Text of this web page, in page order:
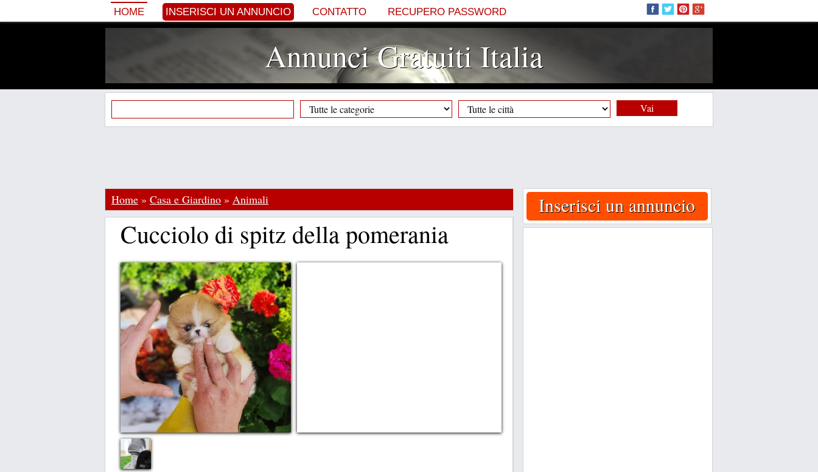
HOME INSERISCI UN ANNUNCIO CONTATTO RECUPERO PASSWORD
Annunci Gratuiti Italia
Vai
Home » Casa e Giardino » Animali
Cucciolo di spitz della pomerania
Inserisci un annuncio